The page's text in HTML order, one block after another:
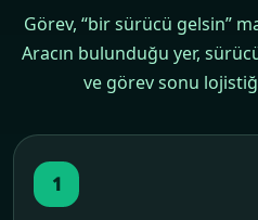
Görev, “bir sürücü gelsin”
Aracın bulunduğu yer,
ve görev sonu
1